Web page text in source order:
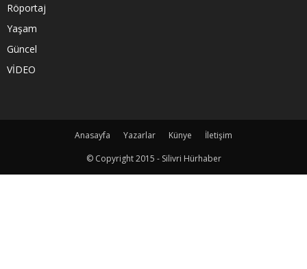
Röportaj
Yaşam
Güncel
VİDEO
Anasayfa Yazarlar Künye
İletişim
© Copyright 2015 - Silivri Hürhaber